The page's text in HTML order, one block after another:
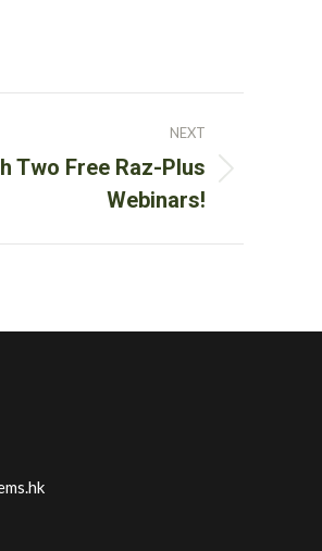
NEXT
Two Free Raz-Plus
Webinars!